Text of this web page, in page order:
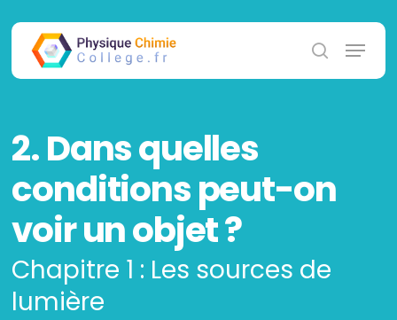
to
content
search
Menu
2. Dans quelles
conditions peut-on
voir un objet ?
Chapitre 1 : Les sources de
lumière